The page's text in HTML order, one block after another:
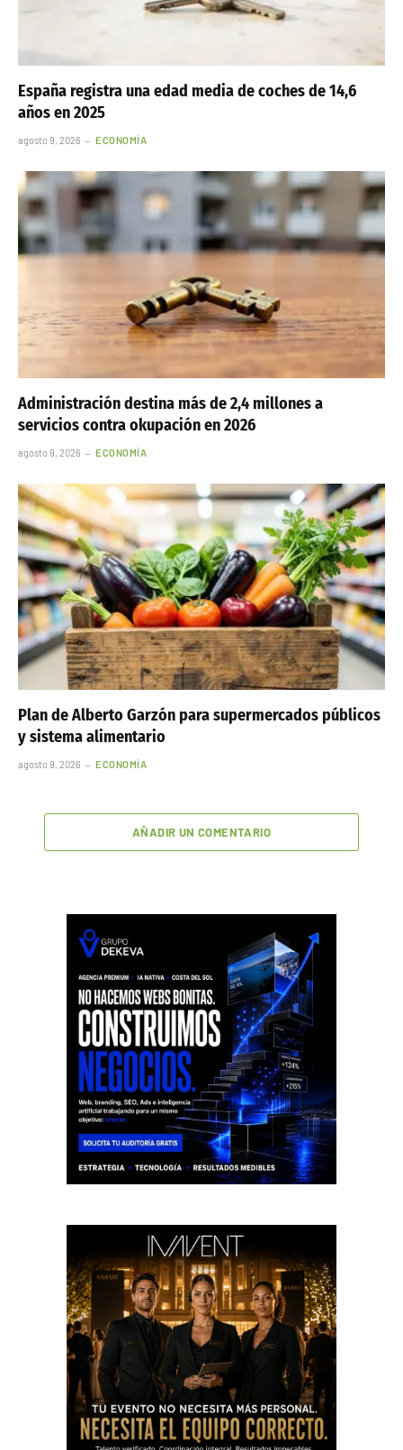
España registra una edad media de coches de 14,6
años en 2025
agosto 9, 2026 ECONOMÍA
Administración destina más de 2,4 millones a
servicios contra okupación en 2026
agosto 9, 2026 ECONOMÍA
Plan de Alberto Garzón para supermercados públicos
y sistema alimentario
agosto 9, 2026 ECONOMÍA
AÑADIR UN COMENTARIO